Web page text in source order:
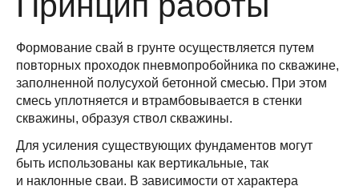
Формование свай в грунте осуществляется путем
повторных проходок пневмопробойника по скважине,
заполненной полусухой бетонной смесью. При этом
смесь уплотняется и втрамбовывается в стенки
скважины, образуя ствол скважины.
Для усиления существующих фундаментов могут
быть использованы как вертикальные, так
и наклонные сваи. В зависимости от характера